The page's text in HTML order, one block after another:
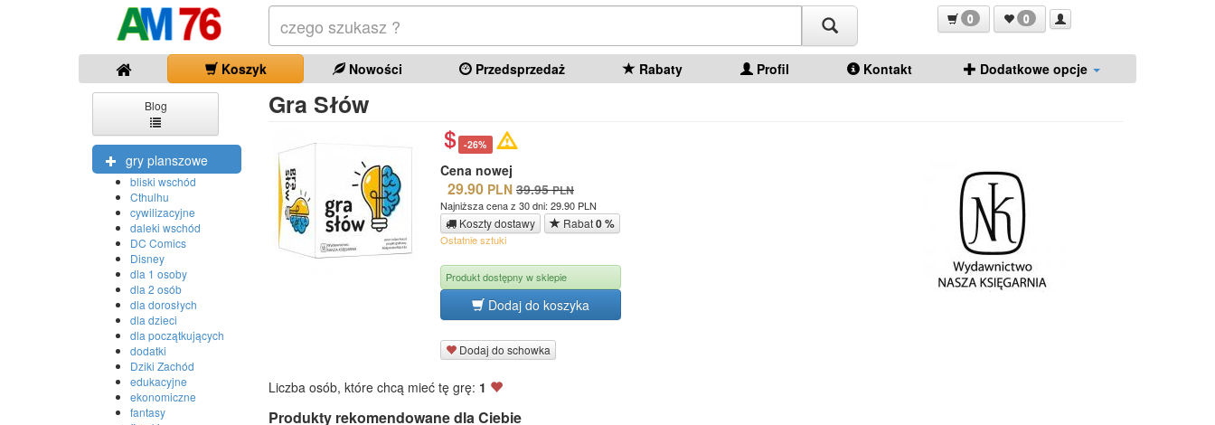
0 0
Koszyk Nowości Przedsprzedaż Rabaty Profil Kontakt Dodatkowe opcje
Blog
gry planszowe
bliski wschód
Cthulhu
cywilizacyjne
daleki wschód
DC Comics
Disney
dla 1 osoby
dla 2 osób
dla dorosłych
dla dzieci
dla początkujących
dodatki
Dziki Zachód
edukacyjne
ekonomiczne
fantasy
Gra Słów
-26%
Cena nowej
29.90 PLN 39.95 PLN
Najniższa cena z 30 dni: 29.90 PLN
Koszty dostawy Rabat0 %
Ostatnie sztuki
Produkt dostępny w sklepie
Dodaj do koszyka
Dodaj do schowka
Liczba osób, które chcą mieć tę grę: 1
Produkty rekomendowane dla Ciebie